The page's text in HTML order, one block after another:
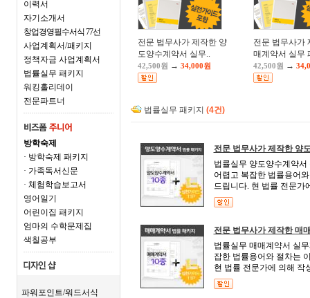
이력서
자기소개서
창업경영필수서식 77선
사업계획서/패키지
정책자금 사업계획서
법률실무 패키지
워킹홀리데이
전문파트너
방학숙제
· 방학숙제 패키지
· 가족독서신문
· 체험학습보고서
영어일기
어린이집 패키지
엄마의 수학문제집
색칠공부
파워포인트/워드서식
전문 법무사가 제작한 양
도양수계약서 실무..
42,500원 → 34,000원
전문 법무사가
매계약서 실무
42,500원 →
법률실무 패키지 (4건)
전문 법무사가 제작한 양
법률실무 양도양수계약
어렵고 복잡한 법률용어
드립니다. 현 법률 전문가
전문 법무사가 제작한 매
법률실무 매매계약서 실
잡한 법률용어와 절차는
현 법률 전문가에 의해 작